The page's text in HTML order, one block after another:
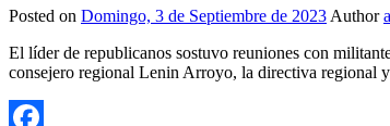
Posted on Domingo, 3 de Septiembre de 2023 Author
El líder de republicanos sostuvo reuniones con
consejero regional Lenin Arroyo, la directiva regional